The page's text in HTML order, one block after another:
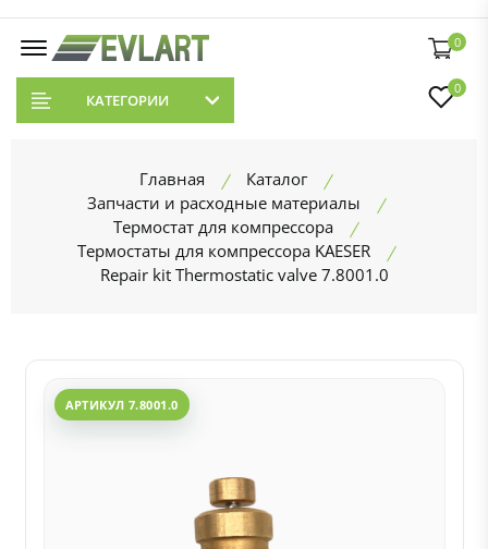
0
КАТЕГОРИИ
0
Главная
Каталог
Запчасти и расходные материалы
Термостат для компрессора
Термостаты для компрессора KAESER
Repair kit Thermostatic valve 7.8001.0
АРТИКУЛ 7.8001.0